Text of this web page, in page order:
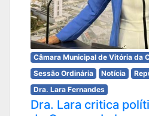
Câmara Municipal de Vitória da
Sessão Ordinária
Notícia
Dra. Lara Fernandes
Dra. Lara critica